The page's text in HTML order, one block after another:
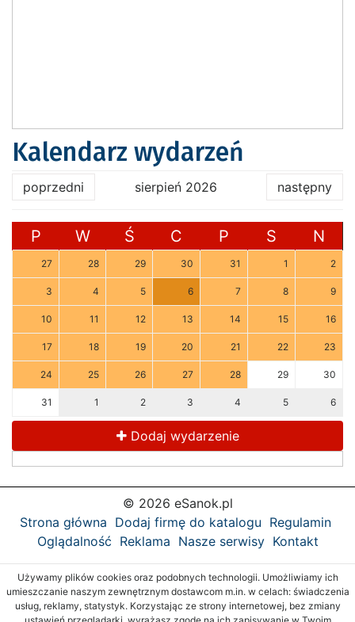
Kalendarz wydarzeń
poprzedni sierpień 2026 następny
P W Ś C P S N
27 28 29 30 31 1 2
3 4 5 6 7 8 9
10 11 12 13 14 15 16
17 18 19 20 21 22 23
24 25 26 27 28 29 30
31 1 2 3 4 5 6
Dodaj wydarzenie
© 2026 eSanok.pl
Strona główna Dodaj firmę do katalogu Regulamin
Oglądalność Reklama Nasze serwisy Kontakt
Używamy plików cookies oraz podobnych technologii. Umożliwiamy ich
umieszczanie naszym zewnętrznym dostawcom m.in. w celach: świadczenia
usług, reklamy, statystyk. Korzystając ze strony internetowej, bez zmiany